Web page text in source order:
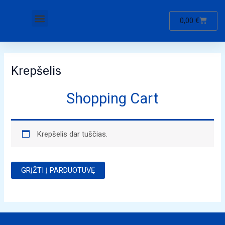
Menu 0,00€ CART
Krepšelis
Shopping Cart
Krepšelis dar tuščias.
GRĮŽTI Į PARDUOTUVĘ